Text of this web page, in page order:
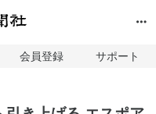
会員登録 サポート